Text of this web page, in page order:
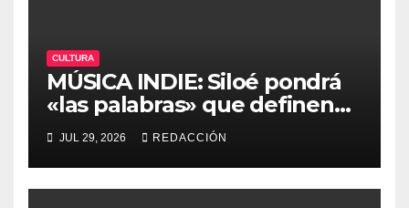
CULTURA
MÚSICA INDIE: Siloé pondrá
«las palabras» que definen
un gran verano en la séptima
edición de «Mediterránea»
JUL 29, 2026 REDACCIÓN